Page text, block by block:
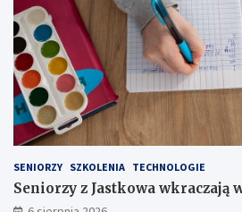
E
W
Ó
D
Z
T
W
A
L
U
B
E
w
ą
e
r
ę
!
SENIORZY SZKOLENIA TECHNOLOGIE
Seniorzy z Jastkowa wkraczają